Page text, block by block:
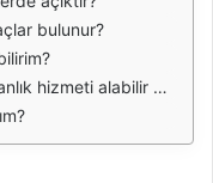
bulunur?
alabilir miyim?